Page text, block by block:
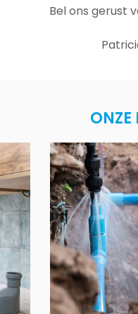
Bel ons gerust
ONZE